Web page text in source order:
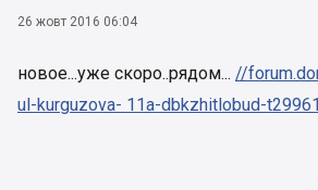
26 жовт 2016 06:04
новое...уже скоро..рядом... //
ul-kurguzova- 11a-dbkzhitlobud-